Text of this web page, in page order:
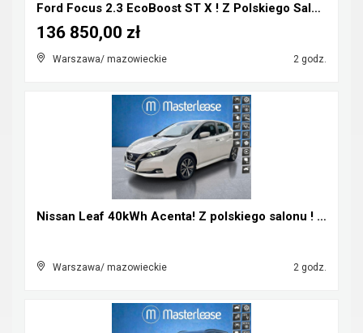
Ford Focus 2.3 EcoBoost ST X ! Z Polskiego Salonu ...
Warszawa/ mazowieckie 2 godz.
136 850,00 zł
Nissan Leaf 40kWh Acenta! Z polskiego salonu ! Fak...
Warszawa/ mazowieckie 2 godz.